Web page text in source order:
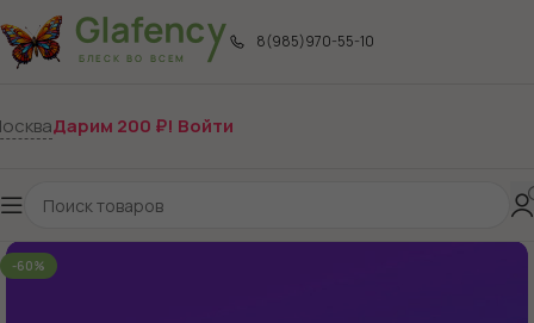
8(985)970-55-10
Дарим 200 ₽! Войти
-60%